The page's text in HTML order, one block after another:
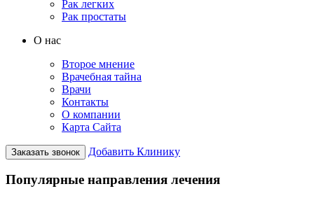
Рак легких
Рак простаты
О нас
Второе мнение
Врачебная тайна
Врачи
Контакты
О компании
Карта Сайта
Заказать звонок Добавить Клинику
Популярные направления лечения